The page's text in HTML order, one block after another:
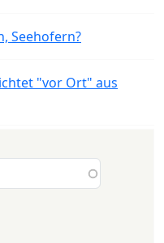
Seehofern?
"vor Ort" aus